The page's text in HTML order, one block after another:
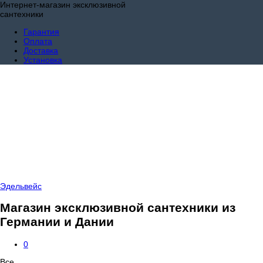
Интернет-магазин эксклюзивной
сантехники
Гарантия
Оплата
Доставка
Установка
Эдельвейс
Магазин эксклюзивной сантехники из
Германии и Дании
0